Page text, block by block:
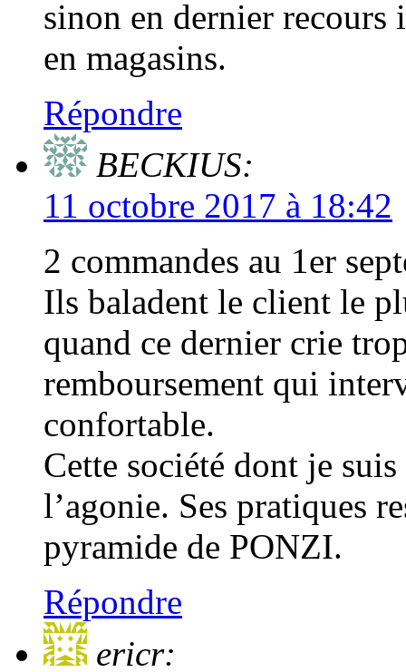
sinon en dernier recours
en magasins.
Répondre
BECKIUS:
11 octobre 2017 à 18:42
2 commandes au 1er
Ils baladent le client le
quand ce dernier crie
remboursement qui
confortable.
Cette société dont je
l’agonie. Ses pratiques
pyramide de PONZI.
Répondre
ericr: